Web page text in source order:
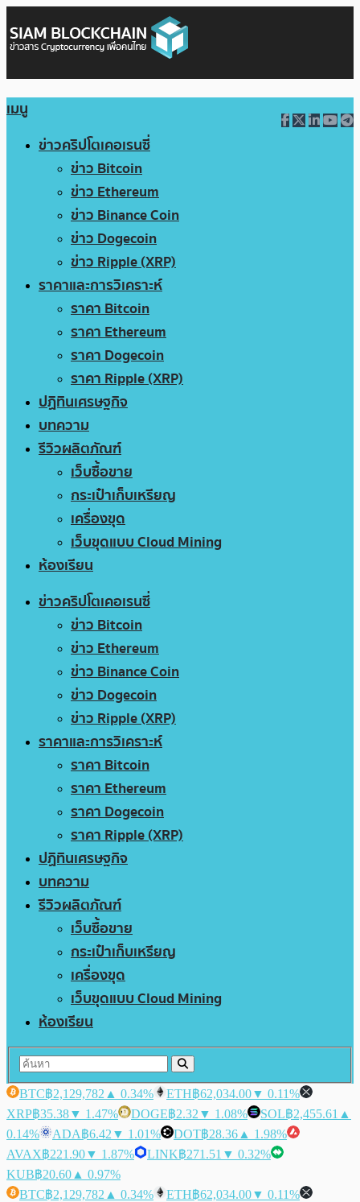
เมนู
ข่าวคริปโตเคอเรนซี่
ข่าว Bitcoin
ข่าว Ethereum
ข่าว Binance Coin
ข่าว Dogecoin
ข่าว Ripple (XRP)
ราคาและการวิเคราะห์
ราคา Bitcoin
ราคา Ethereum
ราคา Dogecoin
ราคา Ripple (XRP)
ปฏิทินเศรษฐกิจ
บทความ
รีวิวผลิตภัณฑ์
เว็บซื้อขาย
กระเป๋าเก็บเหรียญ
เครื่องขุด
เว็บขุดแบบ Cloud Mining
ห้องเรียน
ข่าวคริปโตเคอเรนซี่
ข่าว Bitcoin
ข่าว Ethereum
ข่าว Binance Coin
ข่าว Dogecoin
ข่าว Ripple (XRP)
ราคาและการวิเคราะห์
ราคา Bitcoin
ราคา Ethereum
ราคา Dogecoin
ราคา Ripple (XRP)
ปฏิทินเศรษฐกิจ
บทความ
รีวิวผลิตภัณฑ์
เว็บซื้อขาย
กระเป๋าเก็บเหรียญ
เครื่องขุด
เว็บขุดแบบ Cloud Mining
ห้องเรียน
BTC฿2,129,782 ▲ 0.34% ETH฿62,034.00▼ 0.11%
XRP฿35.38▼ 1.47% DOGE฿2.32 ▼ 1.08% SOL฿2,455.61 ▲
0.14%
ADA฿6.42 ▼ 1.01% DOT฿28.36 ▲ 1.98%
AVAX฿221.90▼ 1.87% LINK฿271.51 ▼ 0.32%
KUB฿20.60 ▲ 0.97%
BTC฿2,129,782 ▲ 0.34% ETH฿62,034.00▼ 0.11%